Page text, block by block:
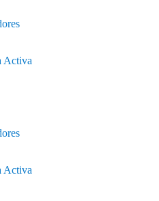
Activa
Activa